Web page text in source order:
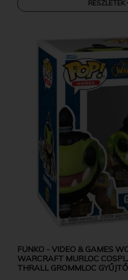
RÉSZLETEK
FUNKO - VIDEO & GAMES
WARCRAFT MURLOC
THRALL GROMMLOC